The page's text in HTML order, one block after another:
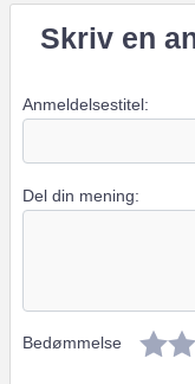
Skriv en
Anmeldelsestitel:
Del din mening:
Bedømmelse